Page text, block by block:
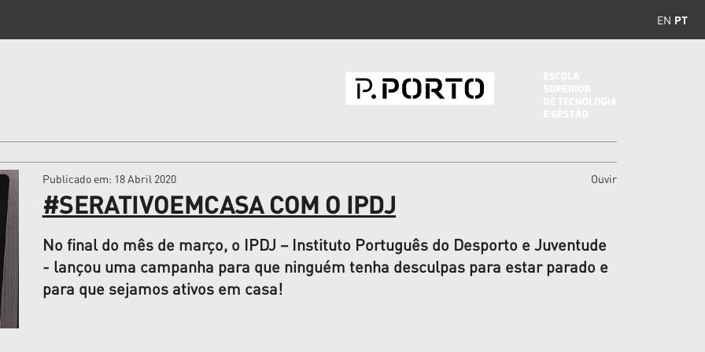
EN PT
Publicado em: 18 Abril 2020 Ouvir
#SERATIVOEMCASA COM O IPDJ
No final do mês de março, o IPDJ – Instituto Português do Desporto e Juventude
- lançou uma campanha para que ninguém tenha desculpas para estar parado e
para que sejamos ativos em casa!